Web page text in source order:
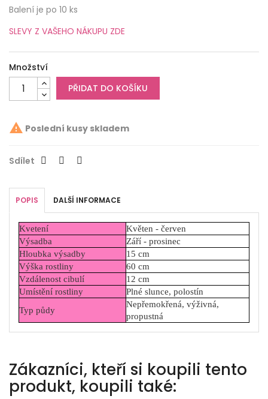
Balení je po 10 ks
SLEVY Z VAŠEHO NÁKUPU ZDE
Množství
PŘIDAT DO KOŠÍKU
 Poslední kusy skladem
Sdílet
POPIS DALŠÍ INFORMACE
Kvetení
Květen - červen
Výsadba
Září - prosinec
Hloubka výsadby
15 cm
Výška rostliny
60 cm
Vzdálenost cibulí
12 cm
Umístění rostliny
Plné slunce, polostín
Typ půdy
Nepřemokřená, výživná,
propustná
Zákazníci, kteří si koupili tento
produkt, koupili také: